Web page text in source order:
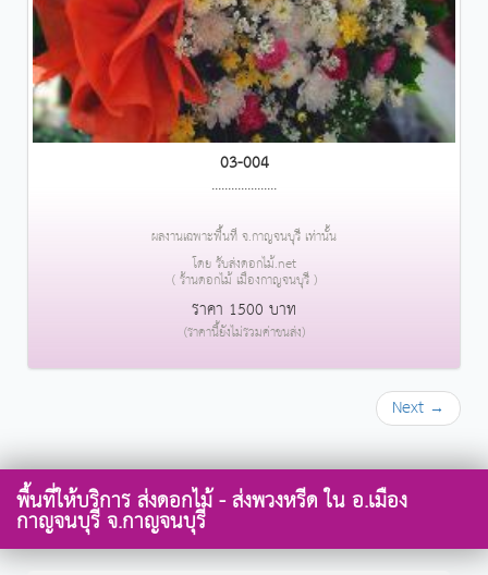
03-004
....................
ผลงานเฉพาะพื้นที่ จ.กาญจนบุรี เท่านั้น
โดย รับส่งดอกไม้.net
( ร้านดอกไม้ เมืองกาญจนบุรี )
ราคา 1500 บาท
(ราคานี้ยังไม่รวมค่าขนส่ง)
Next →
พื้นที่ให้บริการ ส่งดอกไม้ - ส่งพวงหรีด ใน อ.เมือง
กาญจนบุรี จ.กาญจนบุรี